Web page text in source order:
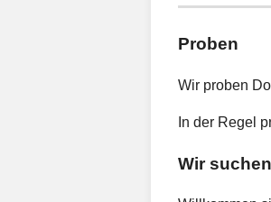
Proben
Wir proben
In der Regel
Wir